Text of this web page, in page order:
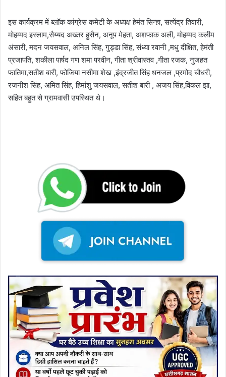
इस कार्यक्रम में ब्लॉक कांग्रेस कमेटी के अध्यक्ष हेमंत सिन्हा, सत्येंद्र तिवारी,
मोहम्मद इस्लाम,सैय्यद अख्तर हुसैन, अनूप मेहता, अशफाक अली, मोहम्मद कलीम
अंसारी, मदन जयसवाल, अनिल सिंह, गुड्डा सिंह, संध्या रवानी ,मधु दीक्षित, हेमंती
प्रजापति, शकीला पार्षद गण शमा परवीन, गीता श्रीवास्तव ,गीता रजक, नुजहत
फातिमा,सतीश बारी, फोजिया नसीमा शेख ,इंद्रजीत सिंह धनजल ,प्रमोद चौधरी,
रजनीश सिंह, अमित सिंह, हिमांशु जयसवाल, सतीश बारी , अजय सिंह,विकल झा,
सहित बहुत से ग्रामवासी उपस्थित थे।